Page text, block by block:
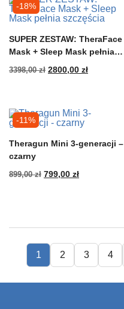
-18%
SUPER ZESTAW: TheraFace
Mask + Sleep Mask pełnia
3398,00zł Pierwotna
2800,00 złAktualna
-11%
Theragun Mini 3-generacji –
czarny
899,00zł Pierwotna
799,00 złAktualna
1 2 3 4